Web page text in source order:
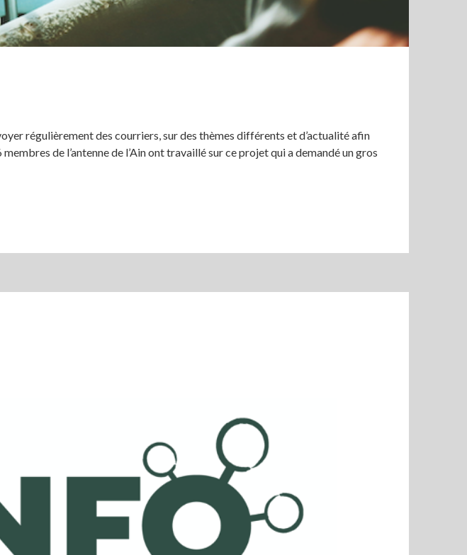
régulièrement des courriers, sur des thèmes différents et d’actualité afin
de l’antenne de l’Ain ont travaillé sur ce projet qui a demandé un gros